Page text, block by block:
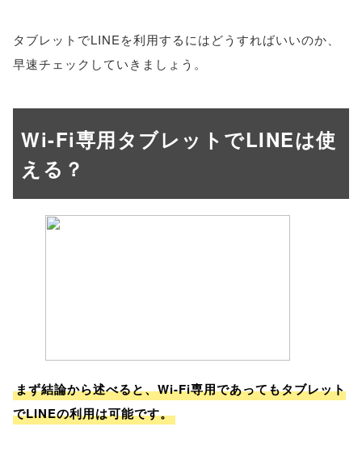
タブレットでLINEを利用するにはどうすればいいのか、
早速チェックしていきましょう。
Wi-Fi専用タブレットでLINEは使
える？
まず結論から述べると、Wi-Fi専用であってもタブレット
でLINEの利用は可能です。